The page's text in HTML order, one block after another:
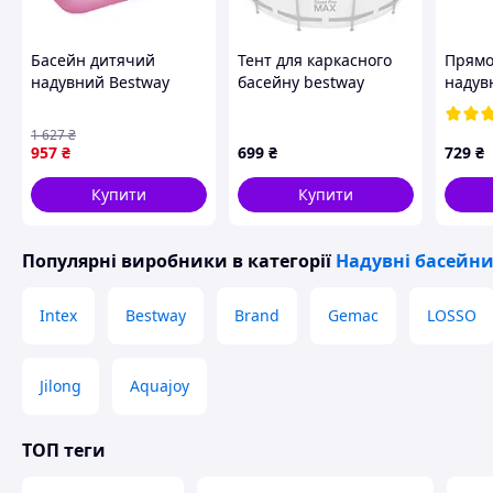
Басейн дитячий
надувний Bestway
165x104x25см (51115)
957 ₴
1 627₴
Купити
Тент для каркасного
басейну bestway
699 ₴
Купити
Intex
729 ₴
Популярні виробники в категорії Надувні басейни
Intex Bestway Brand Gemac LOSSO
Jilong Aquajoy
ТОП теги